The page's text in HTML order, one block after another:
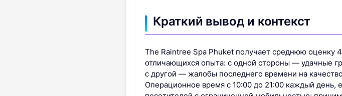
Краткий вывод и контекст
The Raintree Spa Phuket получает среднюю оценку
отличающихся опыта: с одной стороны — удачные
с другой — жалобы последнего времени на
Операционное время с 10:00 до 21:00 каждый день,